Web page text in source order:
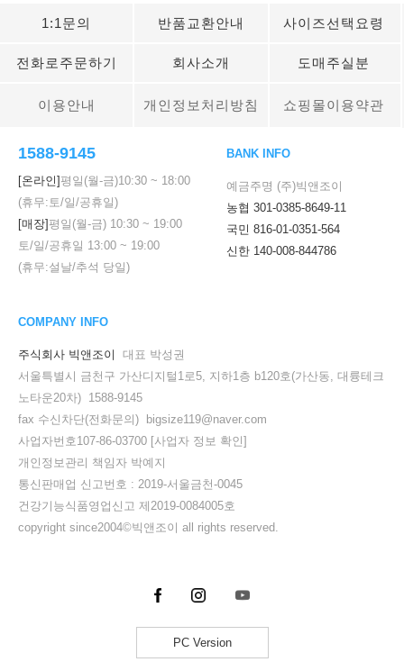
1:1문의 반품교환안내 사이즈선택요령
전화로주문하기 회사소개 도매주실분
이용안내 개인정보처리방침 쇼핑몰이용약관
1588-9145
[온라인]평일(월-금)10:30 ~ 18:00
(휴무:토/일/공휴일)
[매장]평일(월-금) 10:30 ~ 19:00
토/일/공휴일 13:00 ~ 19:00
(휴무:설날/추석 당일)
BANK INFO
예금주명 (주)빅앤조이
농협 301-0385-8649-11
국민 816-01-0351-564
신한 140-008-844786
COMPANY INFO
주식회사 빅앤조이
대표 박성권
서울특별시 금천구 가산디지털1로5, 지하1층 b120호(가산동, 대륭테크
노타운20차) 1588-9145
fax 수신차단(전화문의) bigsize119@naver.com
사업자번호107-86-03700 [사업자 정보 확인]
개인정보관리 책임자 박예지
통신판매업 신고번호 : 2019-서울금천-0045
건강기능식품영업신고 제2019-0084005호
copyright since2004©빅앤조이 all rights reserved.
PC Version